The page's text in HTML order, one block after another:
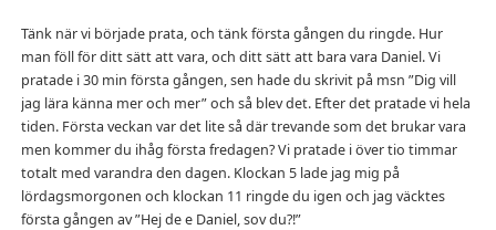
Tänk när vi började prata, och tänk första gången du ringde. Hur
man föll för ditt sätt att vara, och ditt sätt att bara vara Daniel. Vi
pratade i 30 min första gången, sen hade du skrivit på msn ”Dig vill
jag lära känna mer och mer” och så blev det. Efter det pratade vi hela
tiden. Första veckan var det lite så där trevande som det brukar vara
men kommer du ihåg första fredagen? Vi pratade i över tio timmar
totalt med varandra den dagen. Klockan 5 lade jag mig på
lördagsmorgonen och klockan 11 ringde du igen och jag väcktes
första gången av ”Hej de e Daniel, sov du?!”